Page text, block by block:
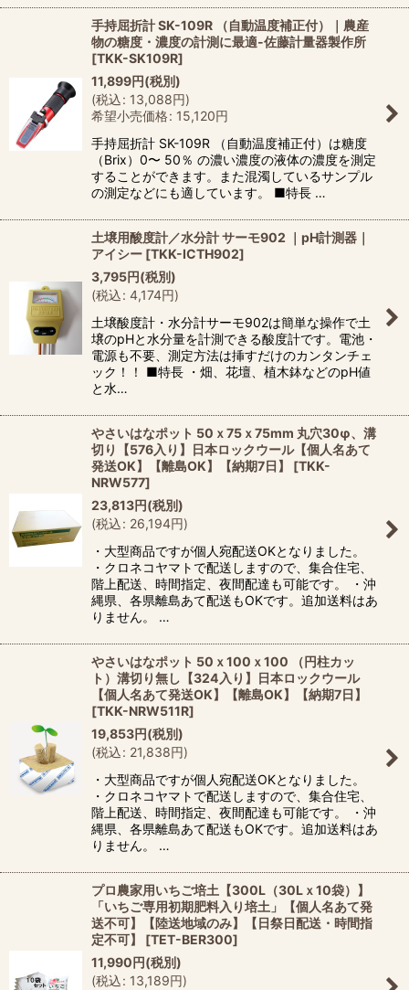
手持屈折計 SK-109R （自動温度補正付）｜農産
物の糖度・濃度の計測に最適-佐藤計量器製作所
[TKK-SK109R]
11,899円(税別)
(税込: 13,088円)
希望小売価格: 15,120円
手持屈折計 SK-109R （自動温度補正付）は糖度
（Brix）0〜 50％ の濃い濃度の液体の濃度を測定
することができます。また混濁しているサンプル
の測定などにも適しています。 ■特長 …
土壌用酸度計／水分計 サーモ902 ｜pH計測器｜
アイシー [TKK-ICTH902]
3,795円(税別)
(税込: 4,174円)
土壌酸度計・水分計サーモ902は簡単な操作で土
壌のpHと水分量を計測できる酸度計です。電池・
電源も不要、測定方法は挿すだけのカンタンチェ
ック！！ ■特長 ・畑、花壇、植木鉢などのpH値
と水…
やさいはなポット 50ｘ75ｘ75mm 丸穴30φ、溝
切り【576入り】日本ロックウール【個人名あて
発送OK】【離島OK】【納期7日】
[TKK-
NRW577]
23,813円(税別)
(税込: 26,194円)
・大型商品ですが個人宛配送OKとなりました。
・クロネコヤマトで配送しますので、集合住宅、
階上配送、時間指定、夜間配達も可能です。 ・沖
縄県、各県離島あて配送もOKです。追加送料はあ
りません。 …
やさいはなポット 50ｘ100ｘ100 （円柱カッ
ト）溝切り無し【324入り】日本ロックウール
【個人名あて発送OK】【離島OK】【納期7日】
[TKK-NRW511R]
19,853円(税別)
(税込: 21,838円)
・大型商品ですが個人宛配送OKとなりました。
・クロネコヤマトで配送しますので、集合住宅、
階上配送、時間指定、夜間配達も可能です。 ・沖
縄県、各県離島あて配送もOKです。追加送料はあ
りません。 …
プロ農家用いちご培土【300L（30Lｘ10袋）】
「いちご専用初期肥料入り培土」【個人名あて発
送不可】【陸送地域のみ】【日祭日配送・時間指
定不可】
[TET-BER300]
11,990 円(税別)
(税込: 13,189円)